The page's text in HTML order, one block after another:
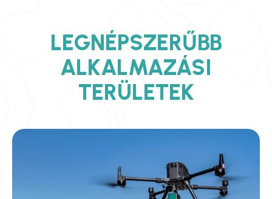
LEGNÉPSZERŰBB
ALKALMAZÁSI
TERÜLETEK